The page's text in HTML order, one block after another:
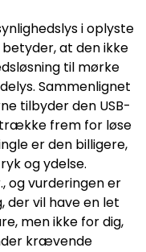
i oplyste
at den ikke
til mørke
Sammenlignet
tilbyder den USB-
frem for løse
er den billigere,
og ydelse.
og vurderingen er
der vil have en let
men ikke for dig,
krævende